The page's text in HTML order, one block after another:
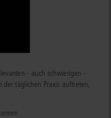
- auch schwierigen -
täglichen Praxis auftreten,